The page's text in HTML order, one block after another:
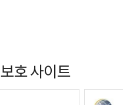
호 사이트